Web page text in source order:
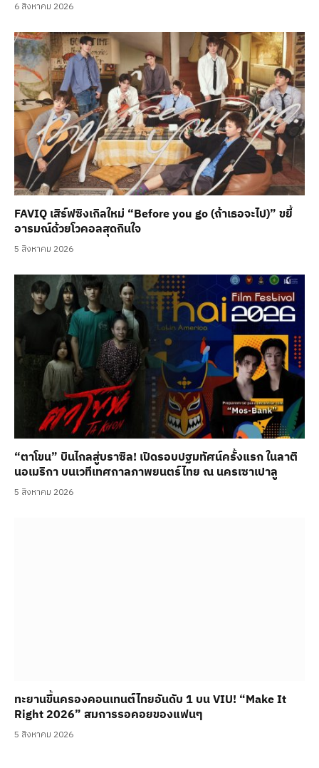
6 สิงหาคม 2026
FAVIQ เสิร์ฟซิงเกิลใหม่ “Before you go (ถ้าเธอจะไป)” ขยี้
อารมณ์ด้วยโวคอลสุดกินใจ
5 สิงหาคม 2026
“ตาโขน” บินไกลสู่บราซิล! เปิดรอบปฐมทัศน์ครั้งแรก ในลาติ
นอเมริกา บนเวทีเทศกาลภาพยนตร์ไทย ณ นครเซาเปาลู
5 สิงหาคม 2026
ทะยานขึ้นครองคอนเทนต์ไทยอันดับ 1 บน VIU! “Make It
Right 2026” สมการรอคอยของแฟนๆ
5 สิงหาคม 2026